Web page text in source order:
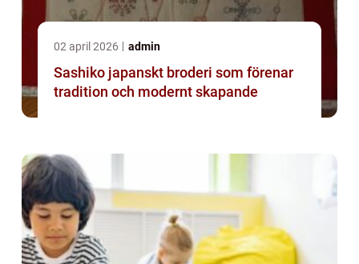
02 april 2026 admin
Sashiko japanskt broderi som förenar
tradition och modernt skapande